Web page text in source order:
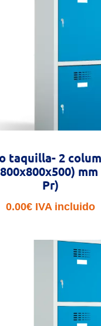
626.68€
taquilla- 2
Pr)
0.00€ IVA incluido